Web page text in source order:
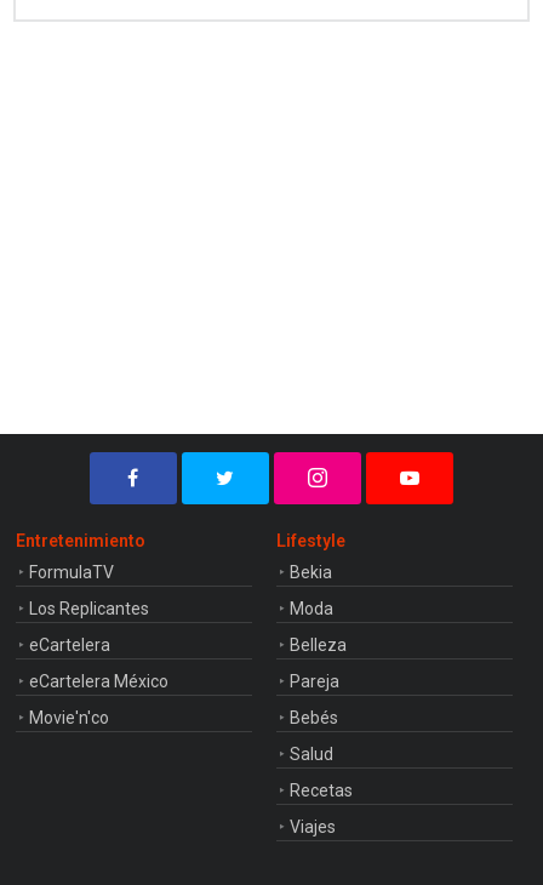
Entretenimiento
FormulaTV
Los Replicantes
eCartelera
eCartelera México
Movie'n'co
Lifestyle
Bekia
Moda
Belleza
Pareja
Bebés
Salud
Recetas
Viajes